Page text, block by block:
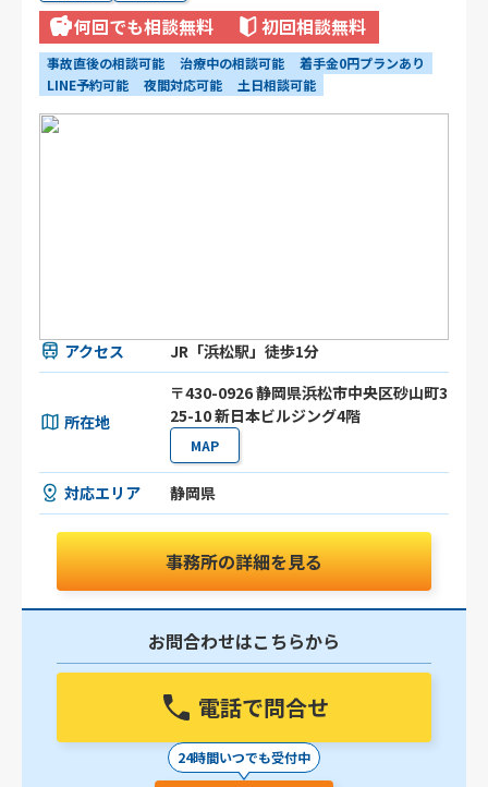
何回でも相談無料 初回相談無料
事故直後の相談可能 治療中の相談可能
着手金0円プランあり
LINE予約可能
夜間対応可能 土日相談可能
アクセス JR「浜松駅」徒歩1分
所在地
〒430-0926 静岡県浜松市中央区砂山町3
25-10 新日本ビルジング4階
MAP
対応エリア 静岡県
事務所の詳細を見る
お問合わせはこちらから
電話で問合せ
24時間いつでも受付中